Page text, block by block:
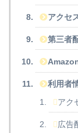
アクセ
第三者
利用者
アク
広告